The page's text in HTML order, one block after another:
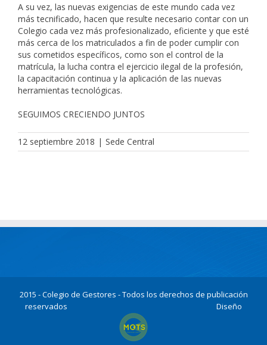
A su vez, las nuevas exigencias de este mundo cada vez
más tecnificado, hacen que resulte necesario contar con un
Colegio cada vez más profesionalizado, eficiente y que esté
más cerca de los matriculados a fin de poder cumplir con
sus cometidos específicos, como son el control de la
matrícula, la lucha contra el ejercicio ilegal de la profesión,
la capacitación continua y la aplicación de las nuevas
herramientas tecnológicas.
SEGUIMOS CRECIENDO JUNTOS
12 septiembre 2018 | Sede Central
2015 - Colegio de Gestores - Todos los derechos de publicación
reservados
Diseño